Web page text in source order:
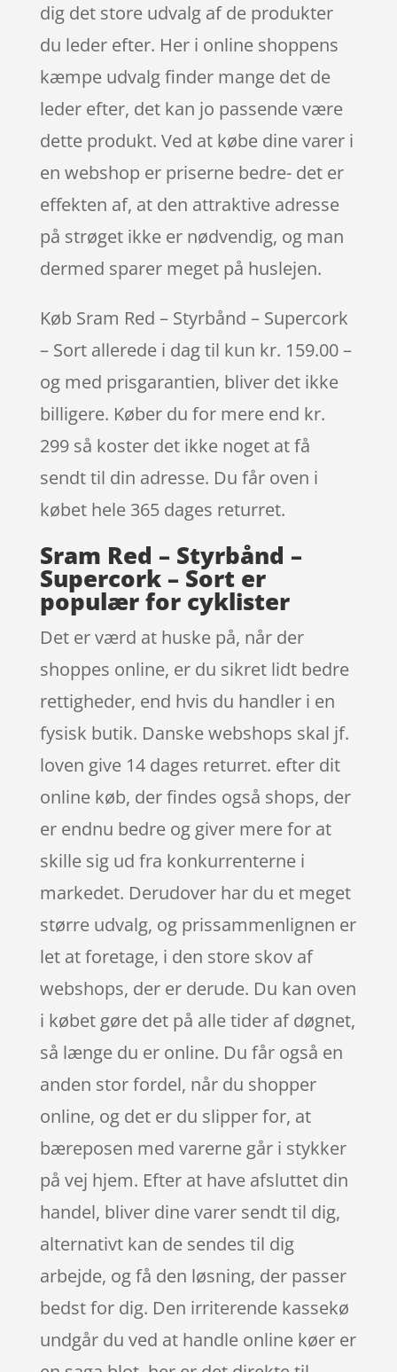
dig det store udvalg af de produkter
du leder efter. Her i online shoppens
kæmpe udvalg finder mange det de
leder efter, det kan jo passende være
dette produkt. Ved at købe dine varer i
en webshop er priserne bedre- det er
effekten af, at den attraktive adresse
på strøget ikke er nødvendig, og man
dermed sparer meget på huslejen.
Køb Sram Red – Styrbånd – Supercork
– Sort allerede i dag til kun kr. 159.00 –
og med prisgarantien, bliver det ikke
billigere. Køber du for mere end kr.
299 så koster det ikke noget at få
sendt til din adresse. Du får oven i
købet hele 365 dages returret.
Sram Red – Styrbånd –
Supercork – Sort er
populær for cyklister
Det er værd at huske på, når der
shoppes online, er du sikret lidt bedre
rettigheder, end hvis du handler i en
fysisk butik. Danske webshops skal jf.
loven give 14 dages returret. efter dit
online køb, der findes også shops, der
er endnu bedre og giver mere for at
skille sig ud fra konkurrenterne i
markedet. Derudover har du et meget
større udvalg, og prissammenlignen er
let at foretage, i den store skov af
webshops, der er derude. Du kan oven
i købet gøre det på alle tider af døgnet,
så længe du er online. Du får også en
anden stor fordel, når du shopper
online, og det er du slipper for, at
bæreposen med varerne går i stykker
på vej hjem. Efter at have afsluttet din
handel, bliver dine varer sendt til dig,
alternativt kan de sendes til dig
arbejde, og få den løsning, der passer
bedst for dig. Den irriterende kassekø
undgår du ved at handle online køer er